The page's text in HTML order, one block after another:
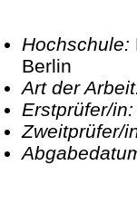
Hochschule:
Berlin
Art der
Erstprüfer/